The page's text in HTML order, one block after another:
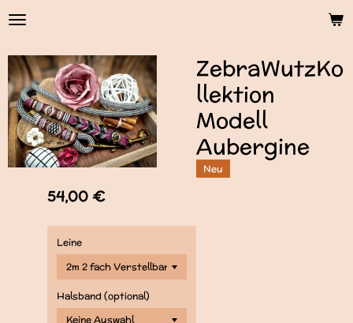
Zum
Hauptinhalt
ZebraWutzKo
llektion
Modell
Aubergine
Neu
54,00 €
Leine
Halsband (optional)